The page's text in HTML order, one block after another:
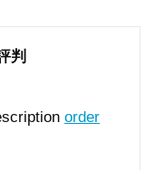
判
order